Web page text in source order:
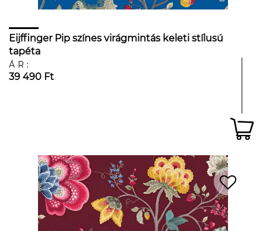
Eijffinger Pip színes virágmintás keleti stílusú
tapéta
ÁR:
39 490 Ft